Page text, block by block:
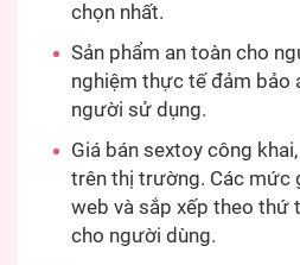
chọn nhất.
Sản phẩm an toàn cho
nghiệm thực tế đảm bảo
người sử dụng.
Giá bán sextoy công
trên thị trường. Các mức
web và sắp xếp theo thứ
cho người dùng.